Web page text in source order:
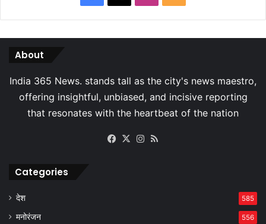
About
Facebook
X Instagram
Categories
देश 585
मनोरंजन 556